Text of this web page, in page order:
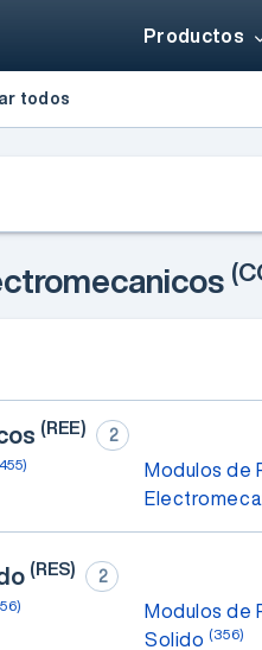
Productos
todos
(REE) 2
Modulos de
(RES) 2
Modulos de
Solido (356)